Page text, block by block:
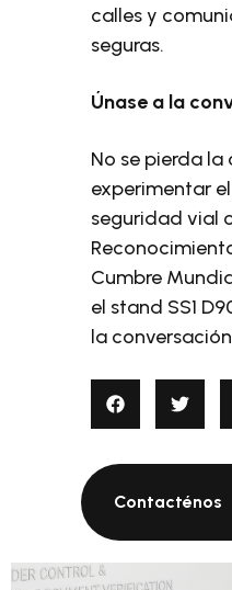
calles y
seguras.
Únase a la
No se pierda
experimentar
seguridad vial
Cumbre
el stand SS1
la
Contacténos